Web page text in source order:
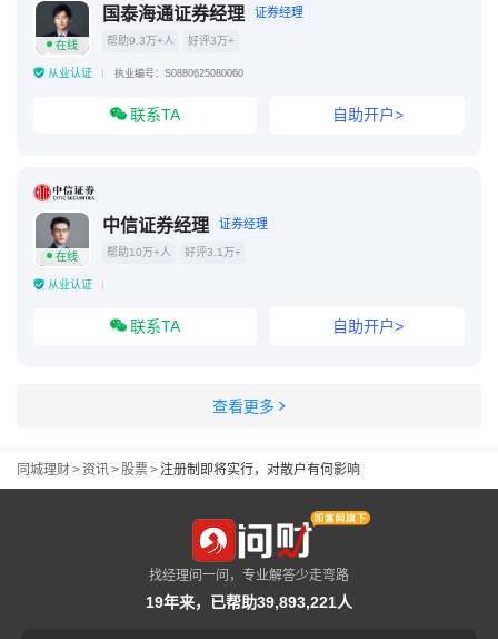
在线
国泰海通证券经理 证券经理
帮助9.3万+人 好评3万+
从业认证 执业编号：S0880625080060
联系TA 自助开户>
在线
中信证券经理 证券经理
帮助10万+人 好评3.1万+
从业认证
联系TA 自助开户>
查看更多
同城理财>资讯>股票>注册制即将实行，对散户有何影响
找经理问一问，专业解答少走弯路
19年来，已帮助39,893,221人